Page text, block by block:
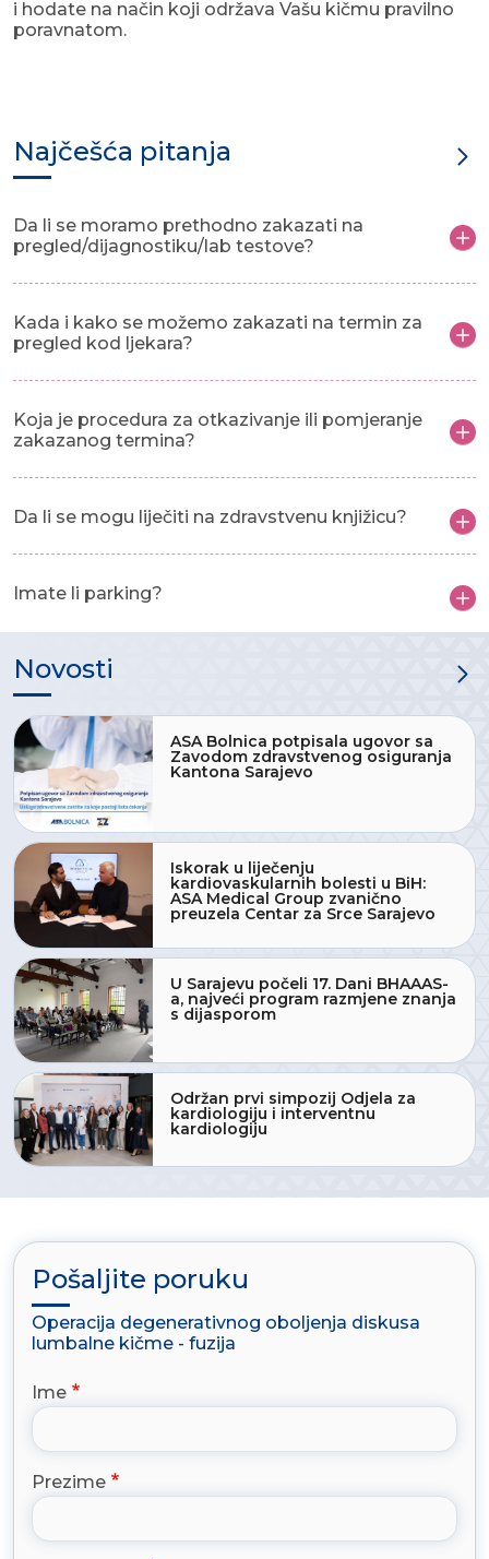
i hodate na način koji održava Vašu kičmu pravilno
poravnatom.
Najčešća pitanja
Da li se moramo prethodno zakazati na
pregled/dijagnostiku/lab testove?
Kada i kako se možemo zakazati na termin za
pregled kod ljekara?
Koja je procedura za otkazivanje ili pomjeranje
zakazanog termina?
Da li se mogu liječiti na zdravstvenu knjižicu?
Imate li parking?
Novosti
ASA Bolnica potpisala ugovor sa
Zavodom zdravstvenog osiguranja
Kantona Sarajevo
Iskorak u liječenju
kardiovaskularnih bolesti u BiH:
ASA Medical Group zvanično
preuzela Centar za Srce Sarajevo
U Sarajevu počeli 17. Dani BHAAAS-
a, najveći program razmjene znanja
s dijasporom
Održan prvi simpozij Odjela za
kardiologiju i interventnu
kardiologiju
Pošaljite poruku
Operacija degenerativnog oboljenja diskusa
lumbalne kičme - fuzija
Ime
Prezime